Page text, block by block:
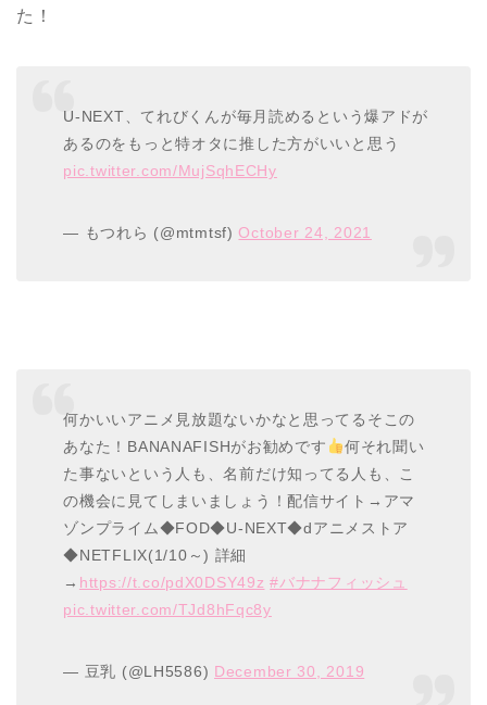
た！
U-NEXT、てれびくんが毎月読めるという爆アドが
あるのをもっと特オタに推した方がいいと思う
pic.twitter.com/MujSqhECHy
— もつれら (@mtmtsf)October 24, 2021
何かいいアニメ見放題ないかなと思ってるそこの
あなた！BANANAFISHがお勧めです
何それ聞い
た事ないという人も、名前だけ知ってる人も、こ
の機会に見てしまいましょう！配信サイト→アマ
ゾンプライム◆FOD◆U-NEXT◆dアニメストア
◆NETFLIX(1/10～) 詳細
→ https://t.co/pdX0DSY49z #バナナフィッシュ
pic.twitter.com/TJd8hFqc8y
— 豆乳 (@LH5586) December 30, 2019